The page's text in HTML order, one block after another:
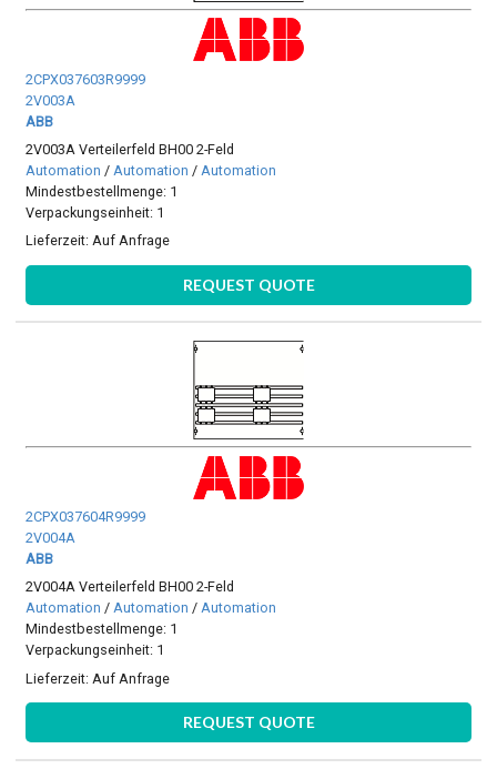
2CPX037603R9999
2V003A
ABB
2V003A Verteilerfeld BH00 2-Feld
Automation / Automation / Automation
Mindestbestellmenge: 1
Verpackungseinheit: 1
Lieferzeit:Auf Anfrage
REQUEST QUOTE
2CPX037604R9999
2V004A
ABB
2V004A Verteilerfeld BH00 2-Feld
Automation /Automation /Automation
Mindestbestellmenge: 1
Verpackungseinheit: 1
Lieferzeit: Auf Anfrage
REQUEST QUOTE